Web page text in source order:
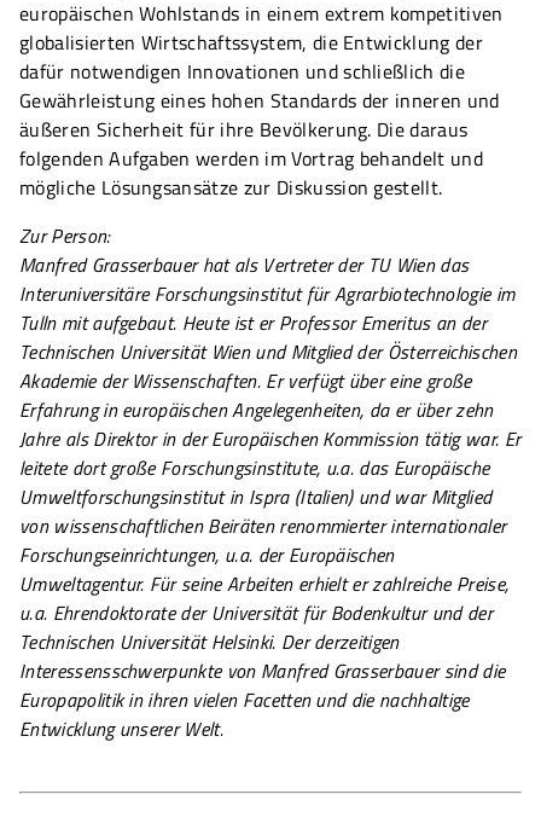
europäischen Wohlstands in einem extrem kompetitiven
globalisierten Wirtschaftssystem, die Entwicklung der
dafür notwendigen Innovationen und schließlich die
Gewährleistung eines hohen Standards der inneren und
äußeren Sicherheit für ihre Bevölkerung. Die daraus
folgenden Aufgaben werden im Vortrag behandelt und
mögliche Lösungsansätze zur Diskussion gestellt.
Zur Person:
Manfred Grasserbauer hat als Vertreter der TU Wien das
Interuniversitäre Forschungsinstitut für Agrarbiotechnologie im
Tulln mit aufgebaut. Heute ist er Professor Emeritus an der
Technischen Universität Wien und Mitglied der Österreichischen
Akademie der Wissenschaften. Er verfügt über eine große
Erfahrung in europäischen Angelegenheiten, da er über zehn
Jahre als Direktor in der Europäischen Kommission tätig war. Er
leitete dort große Forschungsinstitute, u.a. das Europäische
Umweltforschungsinstitut in Ispra (Italien) und war Mitglied
von wissenschaftlichen Beiräten renommierter internationaler
Forschungseinrichtungen, u.a. der Europäischen
Umweltagentur. Für seine Arbeiten erhielt er zahlreiche Preise,
u.a. Ehrendoktorate der Universität für Bodenkultur und der
Technischen Universität Helsinki. Der derzeitigen
Interessensschwerpunkte von Manfred Grasserbauer sind die
Europapolitik in ihren vielen Facetten und die nachhaltige
Entwicklung unserer Welt.